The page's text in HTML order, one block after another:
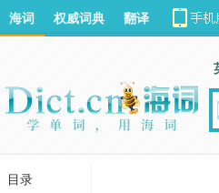
海词 权威词典 翻译
目录